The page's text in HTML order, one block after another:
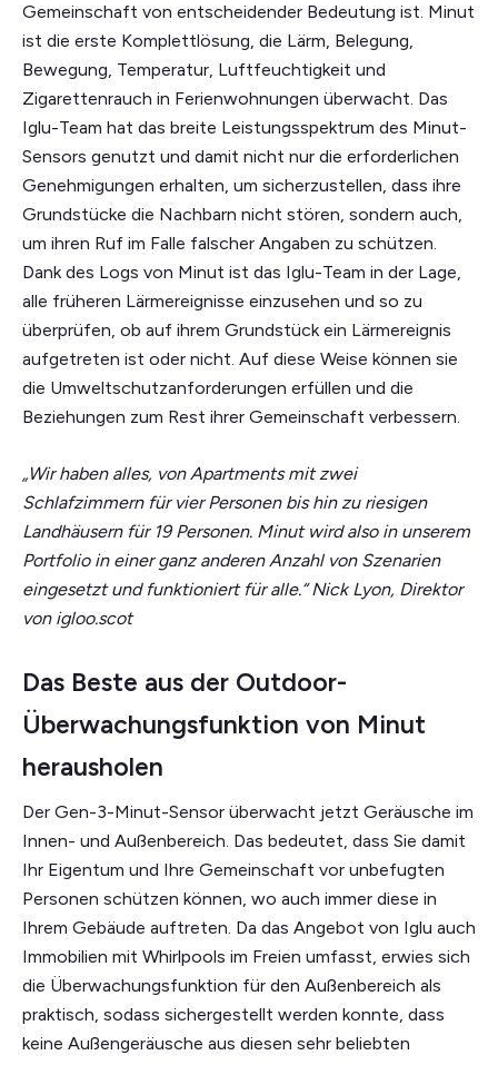
Gemeinschaft von entscheidender Bedeutung ist. Minut
ist die erste Komplettlösung, die Lärm, Belegung,
Bewegung, Temperatur, Luftfeuchtigkeit und
Zigarettenrauch in Ferienwohnungen überwacht. Das
Iglu-Team hat das breite Leistungsspektrum des Minut-
Sensors genutzt und damit nicht nur die erforderlichen
Genehmigungen erhalten, um sicherzustellen, dass ihre
Grundstücke die Nachbarn nicht stören, sondern auch,
um ihren Ruf im Falle falscher Angaben zu schützen.
Dank des Logs von Minut ist das Iglu-Team in der Lage,
alle früheren Lärmereignisse einzusehen und so zu
überprüfen, ob auf ihrem Grundstück ein Lärmereignis
aufgetreten ist oder nicht. Auf diese Weise können sie
die Umweltschutzanforderungen erfüllen und die
Beziehungen zum Rest ihrer Gemeinschaft verbessern.
„Wir haben alles, von Apartments mit zwei
Schlafzimmern für vier Personen bis hin zu riesigen
Landhäusern für 19 Personen. Minut wird also in unserem
Portfolio in einer ganz anderen Anzahl von Szenarien
eingesetzt und funktioniert für alle.“ Nick Lyon, Direktor
von igloo.scot
Das Beste aus der Outdoor-
Überwachungsfunktion von Minut
herausholen
Der Gen-3-Minut-Sensor überwacht jetzt Geräusche im
Innen- und Außenbereich. Das bedeutet, dass Sie damit
Ihr Eigentum und Ihre Gemeinschaft vor unbefugten
Personen schützen können, wo auch immer diese in
Ihrem Gebäude auftreten. Da das Angebot von Iglu auch
Immobilien mit Whirlpools im Freien umfasst, erwies sich
die Überwachungsfunktion für den Außenbereich als
praktisch, sodass sichergestellt werden konnte, dass
keine Außengeräusche aus diesen sehr beliebten